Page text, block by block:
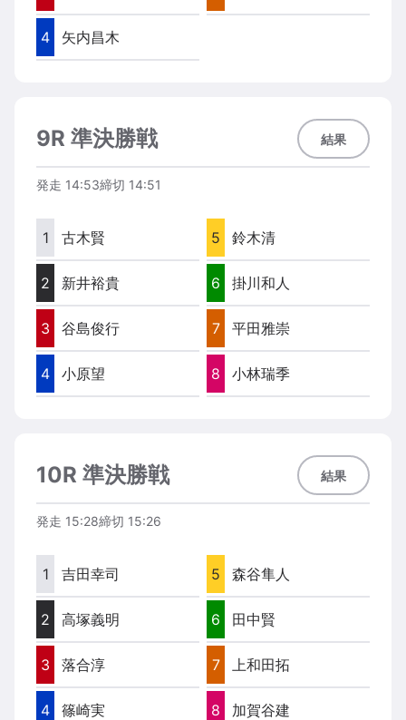
4 矢内昌木
9R 準決勝戦 結果
発走 14:53締切 14:51
1 古木賢
2 新井裕貴
3 谷島俊行
4 小原望
5 鈴木清
6 掛川和人
7 平田雅崇
8 小林瑞季
10R 準決勝戦 結果
発走 15:28締切 15:26
1 吉田幸司
2 高塚義明
3 落合淳
4 篠崎実
5 森谷隼人
6 田中賢
7 上和田拓
8 加賀谷建